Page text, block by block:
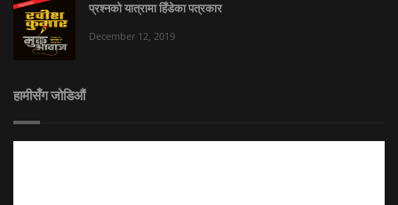
प्रश्नको यात्रामा हिँडेका पत्रकार
December 12, 2019
हामीसँग जोडिऔं